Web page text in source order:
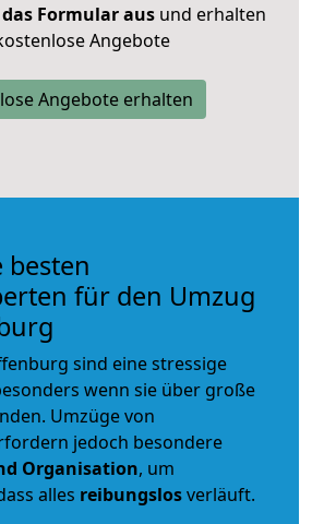
Formular ausund erhalten
Angebote
Angebote erhalten
besten
für den Umzug
sind eine stressige
wenn sie über große
Umzüge von
jedoch besondere
Organisation, um
alles reibungslosverläuft.